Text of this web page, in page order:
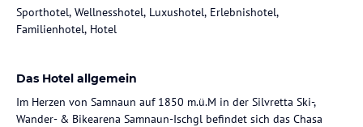
Sporthotel, Wellnesshotel, Luxushotel, Erlebnishotel,
Familienhotel, Hotel
Das Hotel allgemein
Im Herzen von Samnaun auf 1850 m.ü.M in der Silvretta Ski-,
Wander- & Bikearena Samnaun-Ischgl befindet sich das Chasa